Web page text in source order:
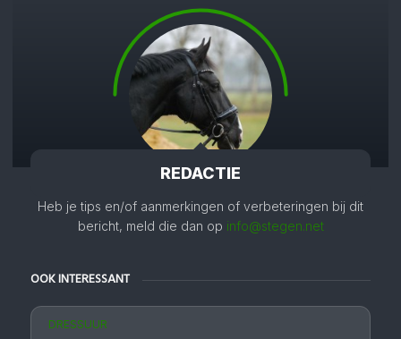
REDACTIE
Heb je tips en/of aanmerkingen of verbeteringen bij dit
bericht, meld die dan op info@stegen.net
OOK INTERESSANT
DRESSUUR